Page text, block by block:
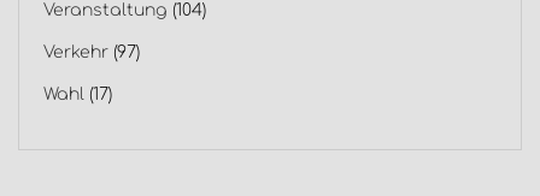
Veranstaltung (104)
Verkehr (97)
Wahl (17)